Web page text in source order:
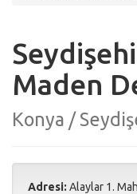
Maden
Konya /
Adresi: Alaylar 1.